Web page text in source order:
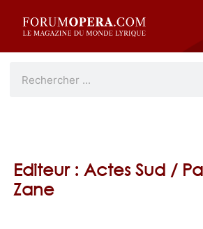
Editeur : Actes Sud /
Zane